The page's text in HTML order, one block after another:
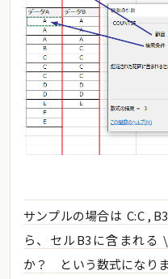
サンプルの場合は C:C ,
ら、セルB3に含まれる
か？ という数式になりま